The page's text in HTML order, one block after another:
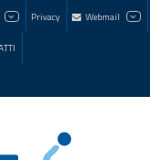
Privacy Webmail